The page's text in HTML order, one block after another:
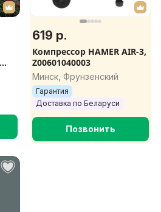
619 р.
Компрессор HAMER AIR-3,
Z00601040003
Минск, Фрунзенский
Гарантия
Доставка по Беларуси
Позвонить